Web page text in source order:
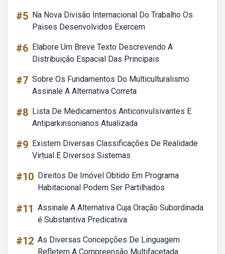
#5 Na Nova Divisão Internacional Do Trabalho Os
Paises Desenvolvidos Exercem
#6 Elabore Um Breve Texto Descrevendo A
Distribuição Espacial Das Principais
#7 Sobre Os Fundamentos Do Multiculturalismo
Assinale A Alternativa Correta
#8 Lista De Medicamentos Anticonvulsivantes E
Antiparkinsonianos Atualizada
#9 Existem Diversas Classificações De Realidade
Virtual E Diversos Sistemas
#10 Direitos De Imóvel Obtido Em Programa
Habitacional Podem Ser Partilhados
#11 Assinale A Alternativa Cuja Oração Subordinada
é Substantiva Predicativa
#12 As Diversas Concepções De Linguagem
Refletem A Compreensão Multifacetada